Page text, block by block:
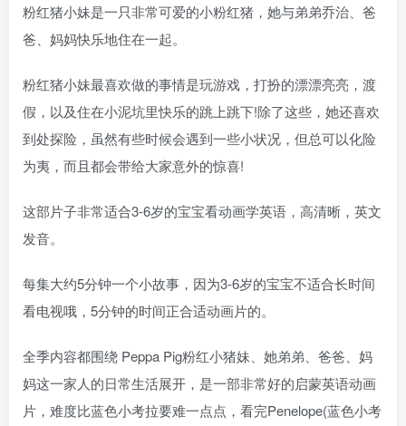
粉红猪小妹是一只非常可爱的小粉红猪，她与弟弟乔治、爸
爸、妈妈快乐地住在一起。
粉红猪小妹最喜欢做的事情是玩游戏，打扮的漂漂亮亮，渡
假，以及住在小泥坑里快乐的跳上跳下!除了这些，她还喜欢
到处探险，虽然有些时候会遇到一些小状况，但总可以化险
为夷，而且都会带给大家意外的惊喜!
这部片子非常适合3-6岁的宝宝看动画学英语，高清晰，英文
发音。
每集大约5分钟一个小故事，因为3-6岁的宝宝不适合长时间
看电视哦，5分钟的时间正合适动画片的。
全季内容都围绕 Peppa Pig粉红小猪妹、她弟弟、爸爸、妈
妈这一家人的日常生活展开，是一部非常好的启蒙英语动画
片，难度比蓝色小考拉要难一点点，看完Penelope(蓝色小考